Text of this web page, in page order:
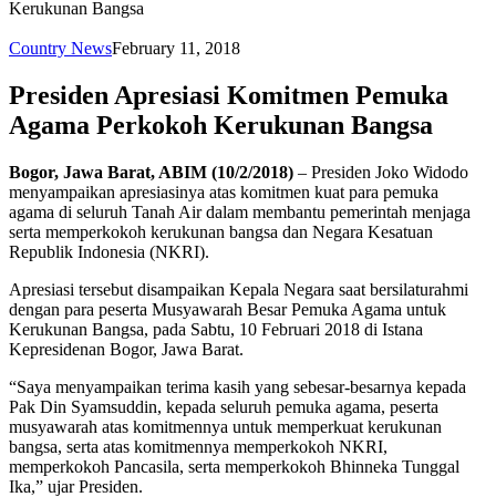
Kerukunan Bangsa
Country NewsFebruary 11, 2018
Presiden Apresiasi Komitmen Pemuka
Agama Perkokoh Kerukunan Bangsa
Bogor, Jawa Barat, ABIM (10/2/2018) – Presiden Joko Widodo
menyampaikan apresiasinya atas komitmen kuat para pemuka
agama di seluruh Tanah Air dalam membantu pemerintah menjaga
serta memperkokoh kerukunan bangsa dan Negara Kesatuan
Republik Indonesia (NKRI).
Apresiasi tersebut disampaikan Kepala Negara saat bersilaturahmi
dengan para peserta Musyawarah Besar Pemuka Agama untuk
Kerukunan Bangsa, pada Sabtu, 10 Februari 2018 di Istana
Kepresidenan Bogor, Jawa Barat.
“Saya menyampaikan terima kasih yang sebesar-besarnya kepada
Pak Din Syamsuddin, kepada seluruh pemuka agama, peserta
musyawarah atas komitmennya untuk memperkuat kerukunan
bangsa, serta atas komitmennya memperkokoh NKRI,
memperkokoh Pancasila, serta memperkokoh Bhinneka Tunggal
Ika,” ujar Presiden.